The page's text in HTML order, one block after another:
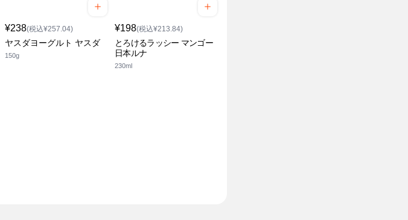
¥238(税込¥257.04)
ヤスダヨーグルト ヤスダ
150g
¥198(税込¥213.84)
とろけるラッシー マンゴー
日本ルナ
230ml